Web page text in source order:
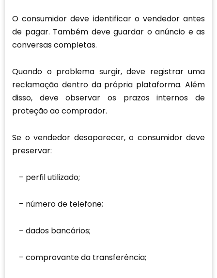
O consumidor deve identificar o vendedor antes
de pagar. Também deve guardar o anúncio e as
conversas completas.
Quando o problema surgir, deve registrar uma
reclamação dentro da própria plataforma. Além
disso, deve observar os prazos internos de
proteção ao comprador.
Se o vendedor desaparecer, o consumidor deve
preservar:
perfil utilizado;
número de telefone;
dados bancários;
comprovante da transferência;